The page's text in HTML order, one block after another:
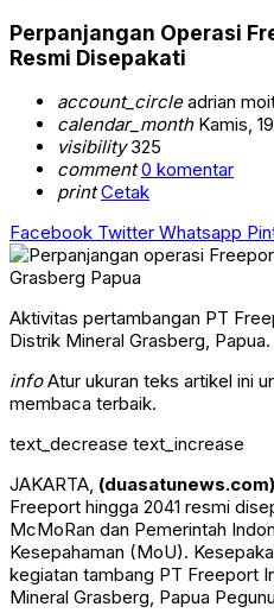
Perpanjangan Operasi
Resmi Disepakati
account_circleadrian
calendar_monthKamis,
visibility325
comment 0 komentar
print Cetak
Facebook Twitter Whatsapp
Aktivitas pertambangan PT
Distrik Mineral Grasberg, Papua.
infoAtur ukuran teks artikel ini
membaca terbaik.
text_decrease text_increase
JAKARTA,
Freeport hingga 2041 resmi
McMoRan dan Pemerintah
Kesepahaman (MoU).
kegiatan tambang PT Freeport
Mineral Grasberg, Papua